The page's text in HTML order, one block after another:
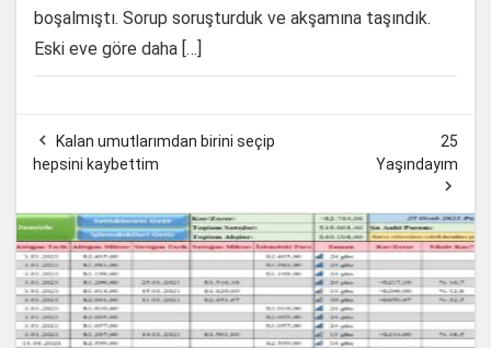
boşalmıştı. Sorup soruşturduk ve akşamına taşındık.
Eski eve göre daha […]

Kalan umutlarımdan birini seçip
hepsini kaybettim
25
Yaşındayım
